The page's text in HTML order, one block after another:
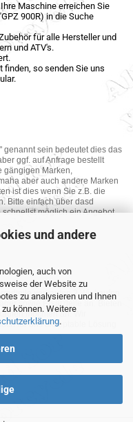
und andere
auch von
der Website zu
zu analysieren und Ihnen
können. Weitere
.
Maschine erreichen Sie
900R) in die Suche
für alle Hersteller und
und ATV's.
so senden Sie uns
genannt sein bedeutet dies das
ggf. auf Anfrage bestellt
gängigen Marken,
aber auch andere Marken
ist dies wenn Sie z.B. die
Bitte einfach über dasd
möglich ein Angebot
verkaufen ? Wir kaufen
sowie Ersatzteile an. Bieten
möchten an. Wir
für uns akzeptable Lösung